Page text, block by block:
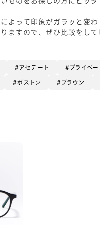
よって印象がガラッと変わ
ますので、ぜひ比較をし
アセテート プライベー
ボストン ブラウン